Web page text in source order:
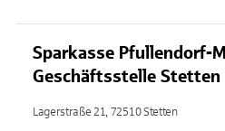
Sparkasse Pfullendorf-
Geschäftsstelle
Lagerstraße 21, 72510 Stetten